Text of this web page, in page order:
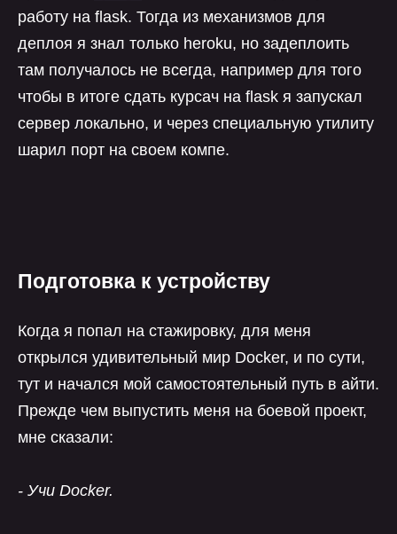
работу на flask. Тогда из механизмов для
деплоя я знал только heroku, но задеплоить
там получалось не всегда, например для того
чтобы в итоге сдать курсач на flask я запускал
сервер локально, и через специальную утилиту
шарил порт на своем компе.
Подготовка к устройству
Когда я попал на стажировку, для меня
открылся удивительный мир Docker, и по сути,
тут и начался мой самостоятельный путь в айти.
Прежде чем выпустить меня на боевой проект,
мне сказали:
- Учи Docker.